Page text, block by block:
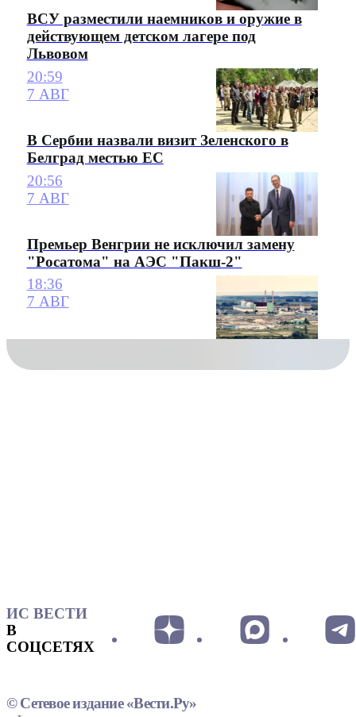
ВСУ разместили наемников и оружие в
действующем детском лагере под
Львовом
20:59
7 АВГ
В Сербии назвали визит Зеленского в
Белград местью ЕС
20:56
7 АВГ
Премьер Венгрии не исключил замену
"Росатома" на АЭС "Пакш-2"
18:36
7 АВГ
ИС ВЕСТИ
В
СОЦСЕТЯХ
© Сетевое издание «Вести.Ру»